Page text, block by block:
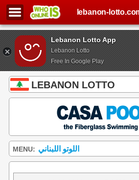
Lebanon Lotto App
Lebanon Lotto
Free In Google Play
lebanon-
LEBANON LOTTO
MENU: اللوتو اللبناني